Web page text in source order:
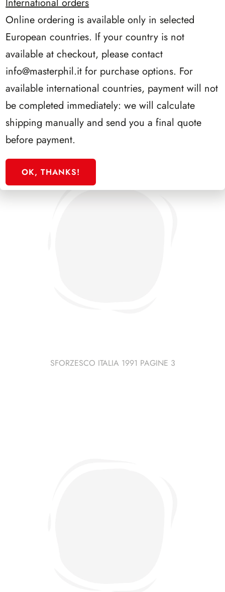
PRESIDENZA DE NICOLA 1945/1948
SFORZESCO ITALIA 1991 PAGINE 3
Online ordering is available only in selected
European countries. If your country is not
available at checkout, please contact
info@masterphil.it for purchase options. For
available international countries, payment will not
be completed immediately: we will calculate
shipping manually and send you a final quote
before payment.
OK, THANKS!